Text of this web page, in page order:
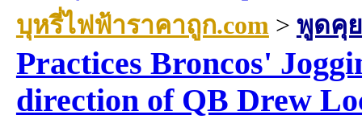
บุหรี่ไฟฟ้าราคาถูก.com> พูดคุ
Practices Broncos'
direction of QB Drew